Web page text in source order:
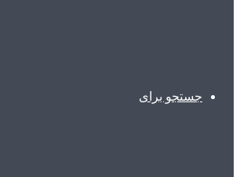
جستجو برای